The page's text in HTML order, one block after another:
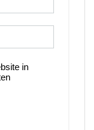
in